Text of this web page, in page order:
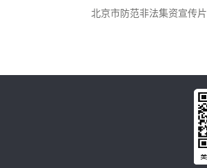
北京市防范非法集资宣传片